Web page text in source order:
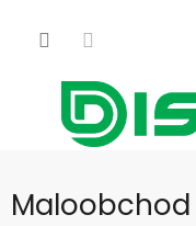
obsah